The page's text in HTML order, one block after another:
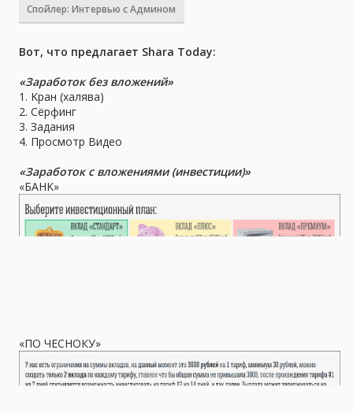
Спойлер: Интервью с Админом
Вот, что предлагает Shara Today:
«Заработок без вложений»
1. Kран (халява)
2. Сёрфинг
3. Задания
4. Просмотр Видео
«Заработок с вложениями (инвестиции)»
«БАНK»
«ПО ЧЕСНОКУ»